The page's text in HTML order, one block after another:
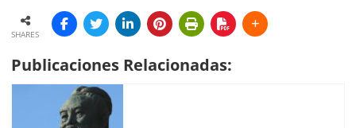
SHARES
Publicaciones Relacionadas: